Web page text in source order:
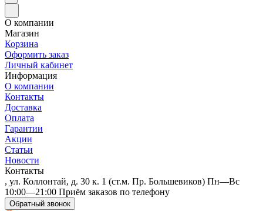
О компании
Магазин
Корзина
Оформить заказ
Личный кабинет
Информация
О компании
Контакты
Доставка
Оплата
Гарантии
Акции
Статьи
Новости
Контакты
, ул. Коллонтай, д. 30 к. 1 (ст.м. Пр. Большевиков) Пн—Вс
10:00—21:00 Приём заказов по телефону
Обратный звонок